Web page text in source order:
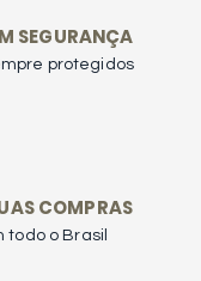
SEGURANÇA
protegidos
COMPRAS
todo o Brasil